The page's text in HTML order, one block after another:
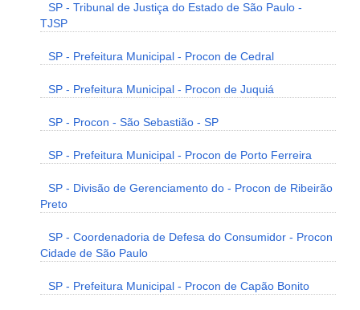
SP - Tribunal de Justiça do Estado de São Paulo -
TJSP
SP - Prefeitura Municipal - Procon de Cedral
SP - Prefeitura Municipal - Procon de Juquiá
SP - Procon - São Sebastião - SP
SP - Prefeitura Municipal - Procon de Porto Ferreira
SP - Divisão de Gerenciamento do - Procon de Ribeirão
Preto
SP - Coordenadoria de Defesa do Consumidor - Procon
Cidade de São Paulo
SP - Prefeitura Municipal - Procon de Capão Bonito